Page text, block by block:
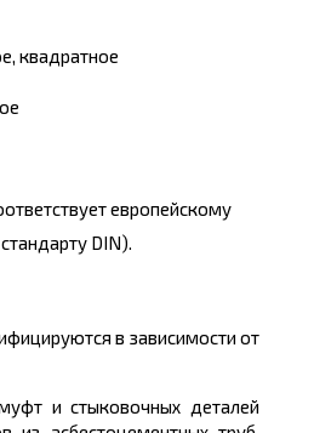
квадратное
европейскому
DIN).
в зависимости от
и стыковочных деталей